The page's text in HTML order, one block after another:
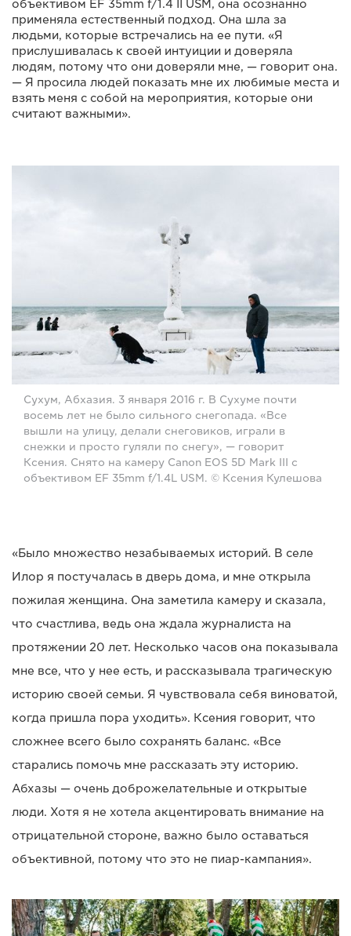
объективом EF 35mm f/1.4 II USM, она осознанно
применяла естественный подход. Она шла за
людьми, которые встречались на ее пути. «Я
прислушивалась к своей интуиции и доверяла
людям, потому что они доверяли мне, — говорит она.
— Я просила людей показать мне их любимые места и
взять меня с собой на мероприятия, которые они
считают важными».
Сухум, Абхазия. 3 января 2016 г. В Сухуме почти
восемь лет не было сильного снегопада. «Все
вышли на улицу, делали снеговиков, играли в
снежки и просто гуляли по снегу», — говорит
Ксения. Снято на камеру Canon EOS 5D Mark III с
объективом EF 35mm f/1.4L USM. © Ксения Кулешова
«Было множество незабываемых историй. В селе
Илор я постучалась в дверь дома, и мне открыла
пожилая женщина. Она заметила камеру и сказала,
что счастлива, ведь она ждала журналиста на
протяжении 20 лет. Несколько часов она показывала
мне все, что у нее есть, и рассказывала трагическую
историю своей семьи. Я чувствовала себя виноватой,
когда пришла пора уходить». Ксения говорит, что
сложнее всего было сохранять баланс. «Все
старались помочь мне рассказать эту историю.
Абхазы — очень доброжелательные и открытые
люди. Хотя я не хотела акцентировать внимание на
отрицательной стороне, важно было оставаться
объективной, потому что это не пиар-кампания».